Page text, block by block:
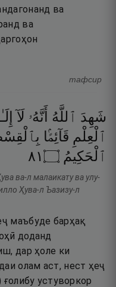
ва
ва
тафсир
شَهِدَ ٱللَّهُ أَنَّهُۥ لَآ
ٱلْعِلْمِ قَآئِمًۢا
ٱلْحَكِيمُ ۝١٨
ва-л малаикату ва улу-
Ҳува-л Ъазизу-л
маъбуде барҳақ
доданд
дар ҳоле ки
олам аст, нест ҳеҷ
устуворкор